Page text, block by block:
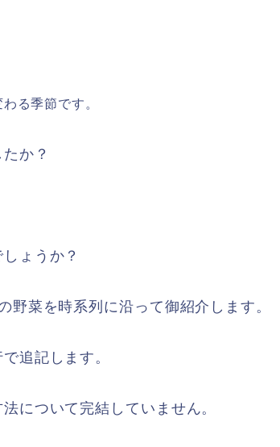
る季節です。
か？
ょうか？
菜を時系列に沿って御紹介します。
追記します。
について完結していません。